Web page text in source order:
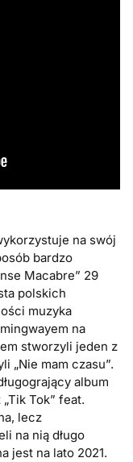
na swój
bardzo
Macabre” 29
polskich
muzyka
na
stworzyli jeden z
„Nie mam czasu”.
album
Tok” feat.
lecz
na nią długo
jest na lato 2021.